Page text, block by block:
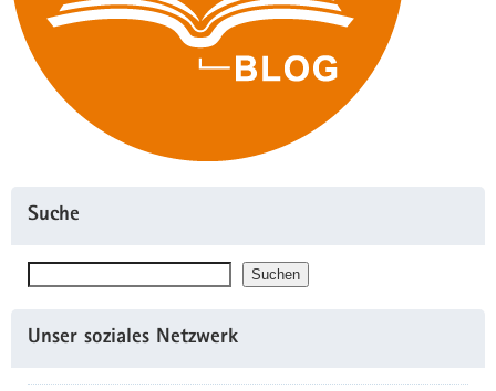
Suche
Suchen Suchen
Unser soziales Netzwerk